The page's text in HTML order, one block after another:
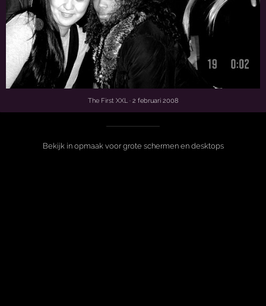
The First XXL · 2 februari 2008
Bekijk in opmaak voor grote schermen en desktops